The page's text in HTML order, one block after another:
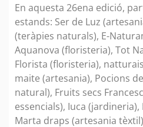
En aquesta 26ena edició,
estands: Ser de Luz
(teràpies naturals), E-
Aquanova (floristeria), Tot
Florista (floristeria),
maite (artesania), Pocions
natural), Fruits secs
essencials), Iuca
Marta draps (artesania